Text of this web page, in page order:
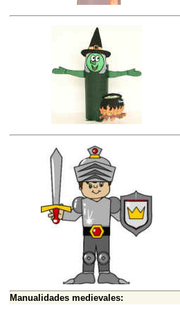
Manualidades medievales: